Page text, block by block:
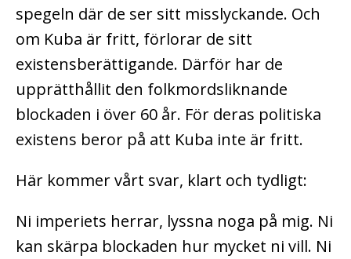
spegeln där de ser sitt misslyckande. Och
om Kuba är fritt, förlorar de sitt
existensberättigande. Därför har de
upprätthållit den folkmordsliknande
blockaden i över 60 år. För deras politiska
existens beror på att Kuba inte är fritt.
Här kommer vårt svar, klart och tydligt:
Ni imperiets herrar, lyssna noga på mig. Ni
kan skärpa blockaden hur mycket ni vill. Ni